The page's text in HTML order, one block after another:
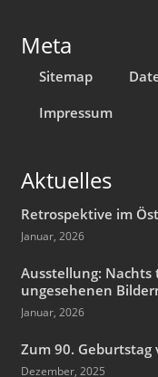
Meta
Sitemap
Impressum
Aktuelles
Retrospektive im
Januar, 2026
Ausstellung:
ungesehenen
Januar, 2026
Zum 90. Geburtstag
Dezember, 2025